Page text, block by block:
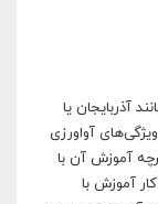
آذربایجان یا
ویژگی‌های آواورزی
آموزش آن با
آموزش با